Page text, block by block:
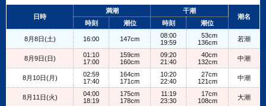
+
日時
満潮
干潮
潮名
時刻
潮位 時刻 潮位
8月8日(土) 16:00 147cm
08:00
19:59
53cm
136cm
若潮
8月9日(日)
01:10
17:00
159cm
160cm
09:20
21:40
40cm
132cm
中潮
8月10日(月)
02:59
17:40
164cm
171cm
10:20
22:40
27cm
121cm
中潮
8月11日(火)
04:00
18:19
175cm
178cm
11:19
23:30
17cm
108cm
大潮